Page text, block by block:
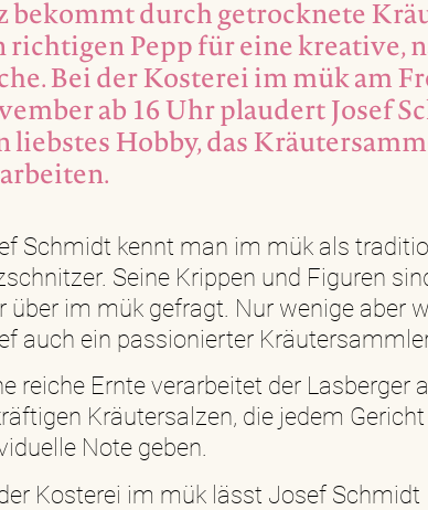
bekommt durch getrocknete
richtigen Pepp für eine kreative,
Bei der Kosterei im mük am
ab 16 Uhr plaudert Josef
liebstes Hobby, das
Schmidt kennt man im mük als
Seine Krippen und Figuren
über im mük gefragt. Nur wenige aber
auch ein passionierter
reiche Ernte verarbeitet der Lasberger
Kräutersalzen, die jedem
Note geben.
Kosterei im mük lässt Josef Schmidt